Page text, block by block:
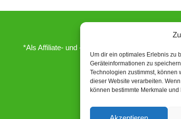
Um dir ein optimales Erlebnis zu
Geräteinformationen zu
Technologien zustimmst, können
dieser Website verarbeiten.
können bestimmte Merkmale
*Als Affiliate- und -Ebay/Amazon-Partner